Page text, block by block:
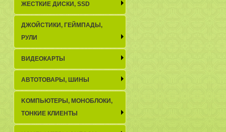
ЖЕСТКИЕ ДИСКИ, SSD
ДЖОЙСТИКИ, ГЕЙМПАДЫ,
РУЛИ
ВИДЕОКАРТЫ
АВТОТОВАРЫ, ШИНЫ
KОМПЬЮТЕРЫ, МОНОБЛОКИ,
ТОНКИЕ КЛИЕНТЫ